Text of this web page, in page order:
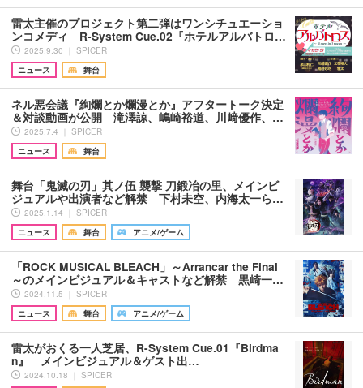
雷太主催のプロジェクト第二弾はワンシチュエーショ
ンコメディ R-System Cue.02『ホテルアルバトロ…
2025.9.30 ｜ SPICER
ニュース
舞台
ネル悪会議『絢爛とか爛漫とか』アフタートーク決定
＆対談動画が公開 滝澤諒、嶋崎裕道、川﨑優作、…
2025.7.4 ｜ SPICER
ニュース
舞台
舞台「鬼滅の刃」其ノ伍 襲撃 刀鍛冶の里、メインビ
ジュアルや出演者など解禁 下村未空、内海太一ら…
2025.1.14 ｜ SPICER
ニュース
舞台 アニメ/ゲーム
「ROCK MUSICAL BLEACH」～Arrancar the Final
～のメインビジュアル＆キャストなど解禁 黒崎一…
2024.11.5 ｜ SPICER
ニュース
舞台 アニメ/ゲーム
雷太がおくる一人芝居、R-System Cue.01『Birdma
n』 メインビジュアル＆ゲスト出…
2024.10.18 ｜ SPICER